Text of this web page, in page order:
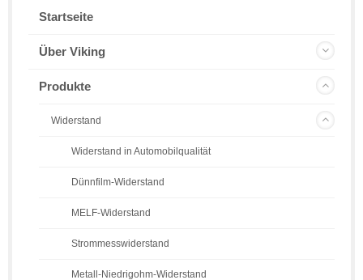
Startseite
Über Viking
Produkte
Widerstand
Widerstand in Automobilqualität
Dünnfilm-Widerstand
MELF-Widerstand
Strommesswiderstand
Metall-Niedrigohm-Widerstand